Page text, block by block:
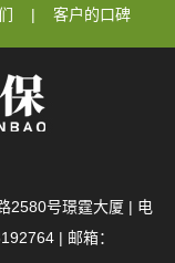
客户的口碑
2580号璟霆大厦 | 电
| 邮箱：